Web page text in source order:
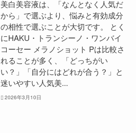
美白美容液は、「なんとなく人気だ
から」で選ぶより、悩みと有効成分
の相性で選ぶことが大切です。 とく
にHAKU・トランシーノ・ワンバイ
コーセー メラノショット Pは比較さ
れることが多く、「どっちがい
い？」「自分にはどれが合う？」と
迷いやすい人気美...
2026年3月10日